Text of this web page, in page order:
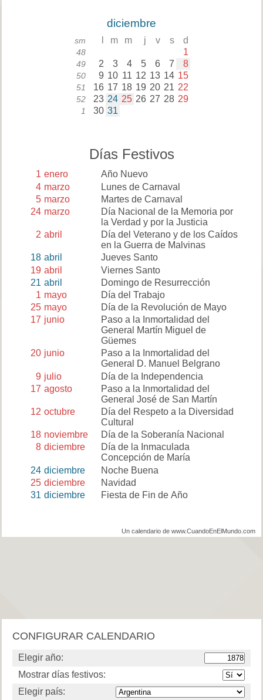
diciembre
sm m m j v s d
48 1
49 2 3 4 5 6 7 8
50 9 10 11 12 13 14 15
51 16 17 18 19 20 21 22
52 23 24 25 26 27 28 29
1 30 31
Días Festivos
1 enero
Año Nuevo
4 marzo
Lunes de Carnaval
5 marzo
Martes de Carnaval
24 marzo
Día Nacional de la Memoria por
la Verdad y por la Justicia
2 abril
Día del Veterano y de los Caídos
en la Guerra de Malvinas
18 abril
Jueves Santo
19 abril
Viernes Santo
21 abril
Domingo de Resurrección
1 mayo
Día del Trabajo
25 mayo
Día de la Revolución de Mayo
17 junio
Paso a la Inmortalidad del
General Martín Miguel de
Güemes
20 junio
Paso a la Inmortalidad del
General D. Manuel Belgrano
9 julio
Día de la Independencia
17 agosto
Paso a la Inmortalidad del
General José de San Martín
12 octubre
Día del Respeto a la Diversidad
Cultural
18 noviembre
Día de la Soberanía Nacional
8 diciembre
Día de la Inmaculada
Concepción de María
24 diciembre
Noche Buena
25 diciembre
Navidad
31 diciembre Fiesta de Fin de Año
Un calendario de www.CuandoEnElMundo.com
CONFIGURAR CALENDARIO
Elegir año:
Mostrar días festivos:
Elegir país: